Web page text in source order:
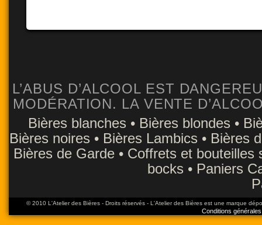
L’ABUS D’ALCOOL EST
MODÉRATION. LA VENTE
Bières blanches • Bières blondes •
Bières noires • Bières Lambics • Bières
Bières de Garde • Coffrets et bouteilles
bocks • Paniers
© 2010 L'Atelier des Bières - Droits réservés - L'Atelier des Bières est une marque
Conditions